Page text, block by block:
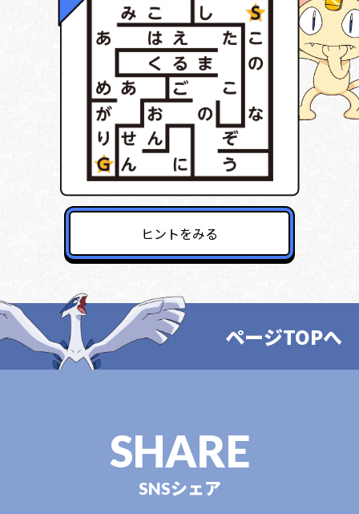
ヒントをみる
ページTOPへ
SHARE
SNSシェア